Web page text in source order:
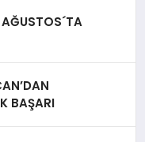
AĞUSTOS´TA
BAŞARI